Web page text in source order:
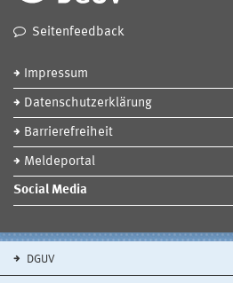
Seitenfeedback
Impressum
Datenschutzerklärung
Barrierefreiheit
Meldeportal
Social Media
DGUV